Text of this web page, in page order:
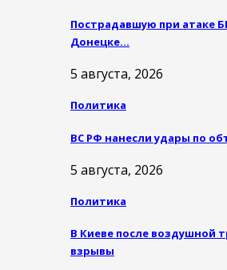
Пострадавшую при атаке
Донецке…
5 августа, 2026
Политика
ВС РФ нанесли удары по
5 августа, 2026
Политика
В Киеве после воздушной
взрывы